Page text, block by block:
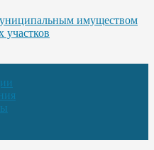
имуществом
участков